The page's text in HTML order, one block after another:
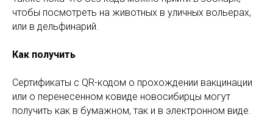
чтобы посмотреть на животных в уличных вольерах,
или в дельфинарий.
Как получить
Сертификаты с QR-кодом о прохождении вакцинации
или о перенесенном ковиде новосибирцы могут
получить как в бумажном, так и в электронном виде.